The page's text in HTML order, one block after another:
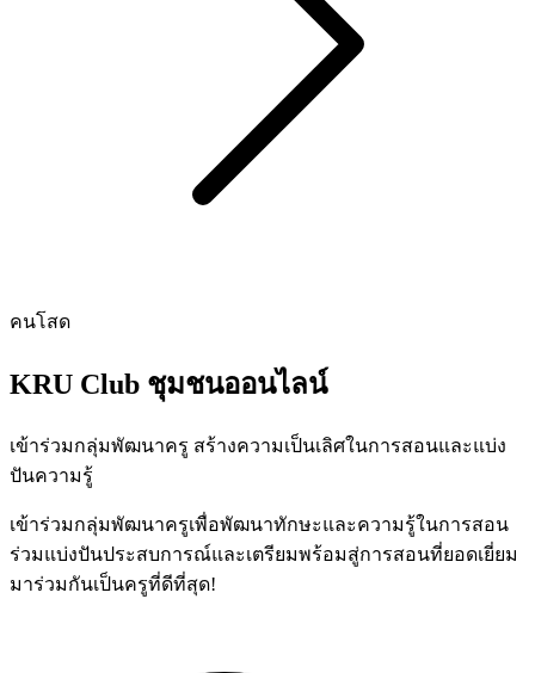
คนโสด
KRU Club ชุมชนออนไลน์
เข้าร่วมกลุ่มพัฒนาครู สร้างความเป็นเลิศในการสอนและแบ่ง
ปันความรู้
เข้าร่วมกลุ่มพัฒนาครูเพื่อพัฒนาทักษะและความรู้ในการสอน
ร่วมแบ่งปันประสบการณ์และเตรียมพร้อมสู่การสอนที่ยอดเยี่ยม
มาร่วมกันเป็นครูที่ดีที่สุด!